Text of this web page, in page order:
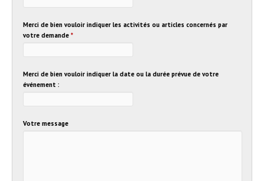
Merci de bien vouloir indiquer les activités ou articles concernés par
votre demande *
Merci de bien vouloir indiquer la date ou la durée prévue de votre
événement :
Votre message